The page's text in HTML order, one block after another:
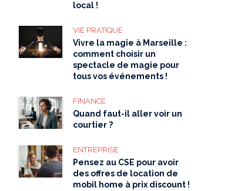
local !
VIE PRATIQUE
Vivre la magie à Marseille :
comment choisir un
spectacle de magie pour
tous vos événements !
FINANCE
Quand faut-il aller voir un
courtier ?
ENTREPRISE
Pensez au CSE pour avoir
des offres de location de
mobil home à prix discount !